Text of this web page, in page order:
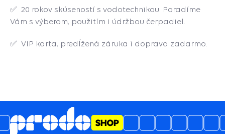
✅ 20 rokov skúseností s vodotechnikou. Poradíme
Vám s výberom, použitím i údržbou čerpadiel.
✅ VIP karta, predĺžená záruka i doprava zadarmo.